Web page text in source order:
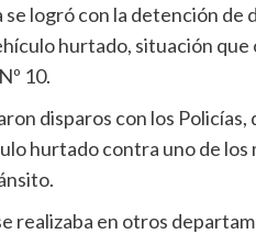
logró con la detención de
hurtado, situación
10.
disparos con los
hurtado contra uno de los
realizaba en otros